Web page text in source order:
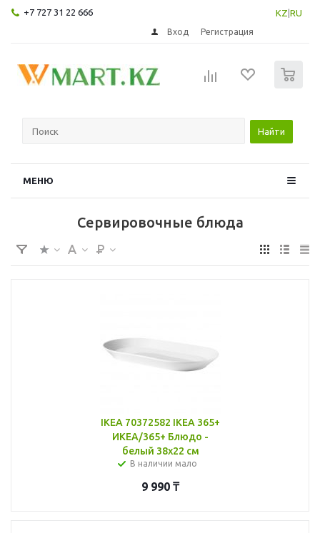
+7 727 31 22 666 KZ RU
Вход Регистрация
Найти
МЕНЮ
Сервировочные блюда
IKEA 70372582 IKEA 365+
ИКЕА/365+ Блюдо -
белый 38x22 см
В наличии мало
9 990 ₸